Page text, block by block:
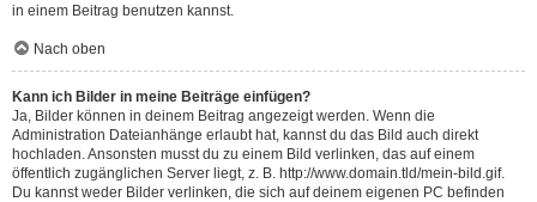
in einem Beitrag benutzen kannst.
Nach oben
Kann ich Bilder in meine Beiträge einfügen?
Ja, Bilder können in deinem Beitrag angezeigt werden. Wenn die
Administration Dateianhänge erlaubt hat, kannst du das Bild auch direkt
hochladen. Ansonsten musst du zu einem Bild verlinken, das auf einem
öffentlich zugänglichen Server liegt, z. B. http://www.domain.tld/mein-bild.gif.
Du kannst weder Bilder verlinken, die sich auf deinem eigenen PC befinden